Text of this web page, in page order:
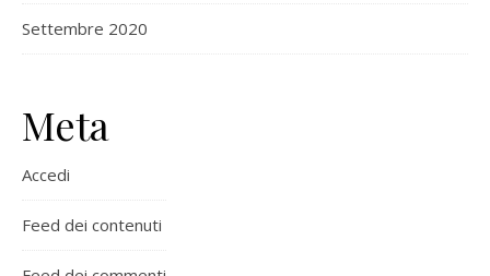
Settembre 2020
Meta
Accedi
Feed dei contenuti